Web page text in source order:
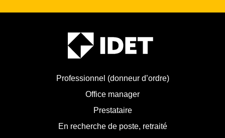
Professionnel (donneur d’ordre)
Office manager
Prestataire
En recherche de poste, retraité